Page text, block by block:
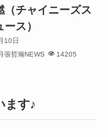
（チャイニーズス
ス）
10日
張哲瀚NEWS
14205
ます♪